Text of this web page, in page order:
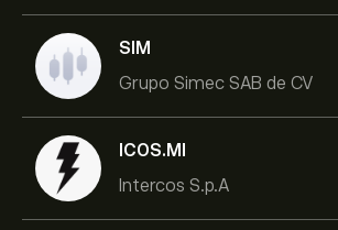
SIM
Grupo Simec SAB de CV
ICOS.MI
Intercos S.p.A